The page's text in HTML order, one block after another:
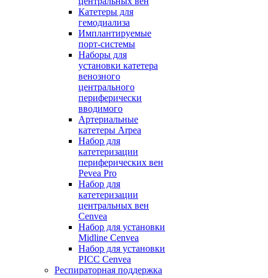
Катетеры для
гемодиализа
Имплантируемые
порт‑системы
Наборы для
установки катетера
венозного
центрального
периферически
вводимого
Артериальные
катетеры Arpea
Набор для
катетеризации
периферических вен
Pevea Pro
Набор для
катетеризации
центральных вен
Cenvea
Набор для установки
Midline Cenvea
Набор для установки
PICC Cenvea
Респираторная поддержка